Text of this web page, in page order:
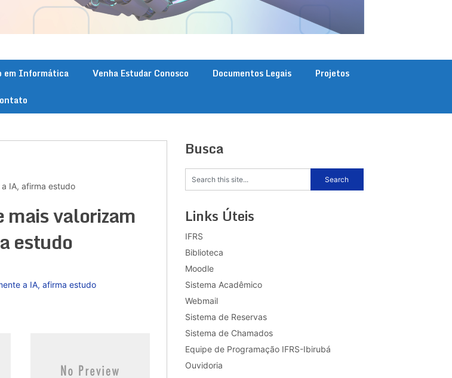
em Informática Venha Estudar Conosco Documentos Legais
Projetos
IA, afirma estudo
mais valorizam
estudo
a IA, afirma estudo
Busca
Links Úteis
IFRS
Biblioteca
Moodle
Sistema Acadêmico
Webmail
Sistema de Reservas
Sistema de Chamados
Equipe de Programação IFRS-Ibirubá
Ouvidoria